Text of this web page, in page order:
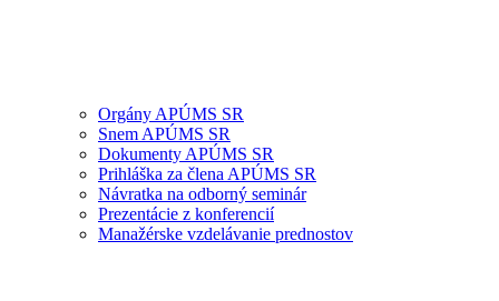
Orgány APÚMS SR
Snem APÚMS SR
Dokumenty APÚMS SR
Prihláška za člena APÚMS SR
Návratka na odborný seminár
Prezentácie z konferencií
Manažérske vzdelávanie prednostov